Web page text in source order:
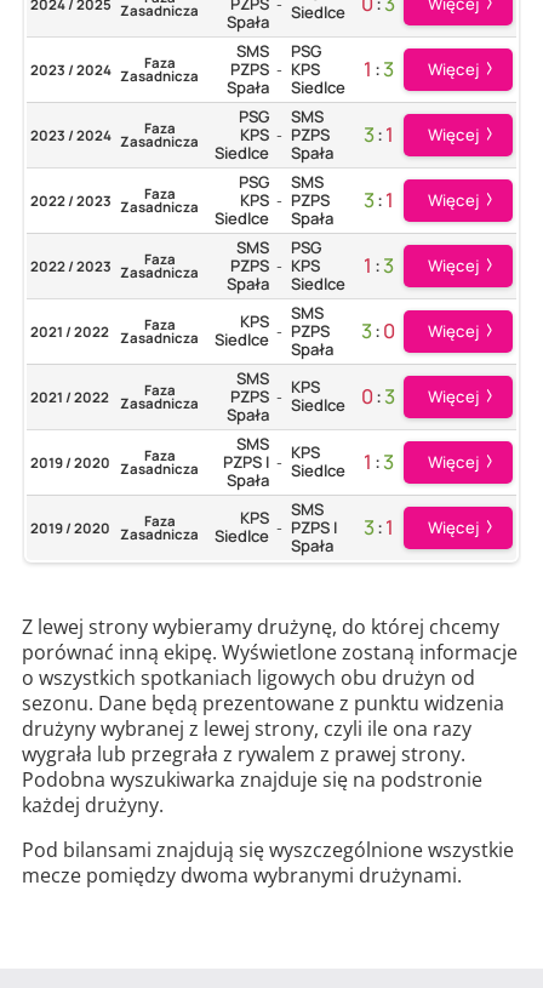
2024 / 2025 Zasadnicza
Spała
- Siedlce
2023 / 2024 Faza
Zasadnicza
SMS
PZPS
Spała
-
PSG
KPS
Siedlce
1 :3 Więcej
2023 / 2024 Faza
Zasadnicza
PSG
KPS
Siedlce
-
SMS
PZPS
Spała
3:1 Więcej
2022 / 2023 Faza
Zasadnicza
PSG
KPS
Siedlce
-
SMS
PZPS
Spała
3:1 Więcej
2022 / 2023 Faza
Zasadnicza
SMS
PZPS
Spała
-
PSG
KPS
Siedlce
1 :3 Więcej
2021 / 2022 Faza
Zasadnicza
KPS
Siedlce -
SMS
PZPS
Spała
3:0 Więcej
2021 / 2022 Faza
Zasadnicza
SMS
PZPS
Spała
- KPS
Siedlce
0:3 Więcej
2019 / 2020 Faza
Zasadnicza
SMS
PZPS I
Spała
- KPS
Siedlce
1 :3 Więcej
2019 / 2020 Faza
Zasadnicza
KPS
Siedlce -
SMS
PZPS I
Spała
3:1 Więcej
Z lewej strony wybieramy drużynę, do której chcemy
porównać inną ekipę. Wyświetlone zostaną informacje
o wszystkich spotkaniach ligowych obu drużyn od
sezonu. Dane będą prezentowane z punktu widzenia
drużyny wybranej z lewej strony, czyli ile ona razy
wygrała lub przegrała z rywalem z prawej strony.
Podobna wyszukiwarka znajduje się na podstronie
każdej drużyny.
Pod bilansami znajdują się wyszczególnione wszystkie
mecze pomiędzy dwoma wybranymi drużynami.